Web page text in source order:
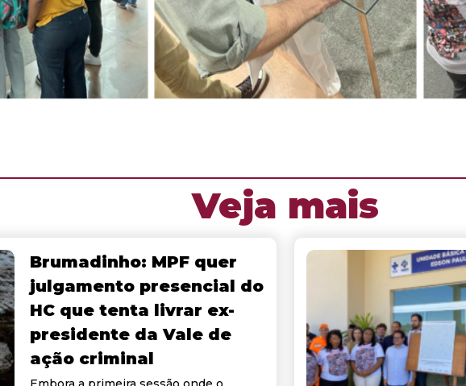
Veja mais
Brumadinho: MPF quer
julgamento presencial do
HC que tenta livrar ex-
presidente da Vale de
ação criminal